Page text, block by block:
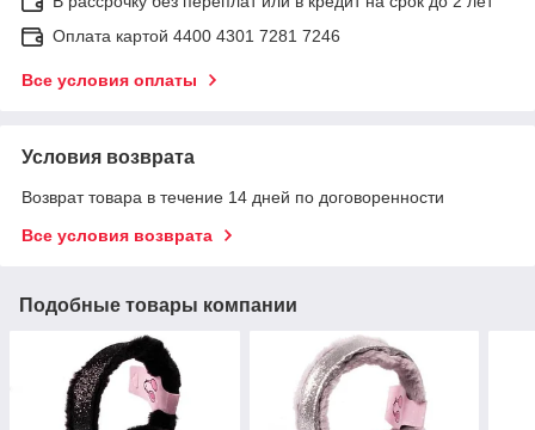
Оплата картой 4400 4301 7281 7246
Все условия оплаты
Условия возврата
Возврат товара в течение 14 дней по договоренности
Все условия возврата
Подобные товары компании